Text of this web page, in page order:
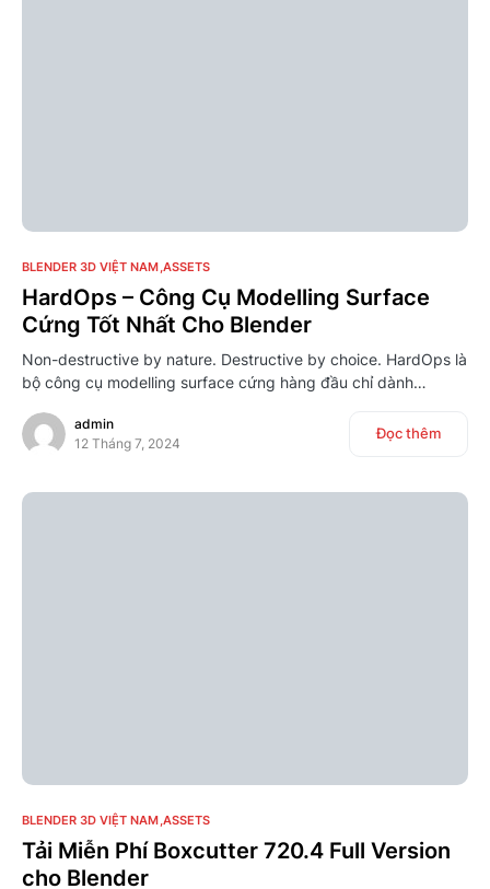
BLENDER 3D VIỆT NAM ASSETS
HardOps – Công Cụ Modelling Surface
Cứng Tốt Nhất Cho Blender
Non-destructive by nature. Destructive by choice. HardOps là
bộ công cụ modelling surface cứng hàng đầu chỉ dành…
admin
12 Tháng 7, 2024
Đọc thêm
BLENDER 3D VIỆT NAM ASSETS
Tải Miễn Phí Boxcutter 720.4 Full Version
cho Blender